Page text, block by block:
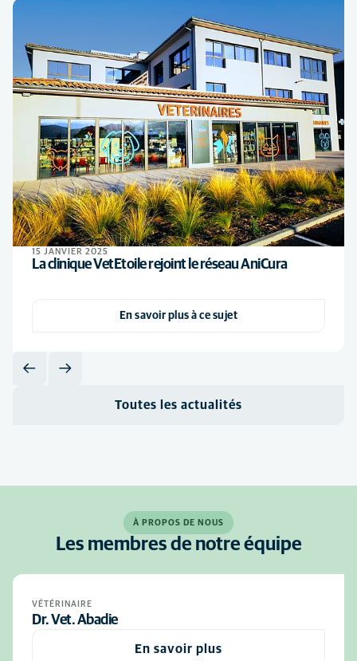
15 JANVIER 2025
La clinique VetEtoile rejoint le réseau AniCura
En savoir plus à ce sujet
Toutes les actualités
À PROPOS DE NOUS
Les membres de notre équipe
VÉTÉRINAIRE
Dr. Vet. Abadie
En savoir plus